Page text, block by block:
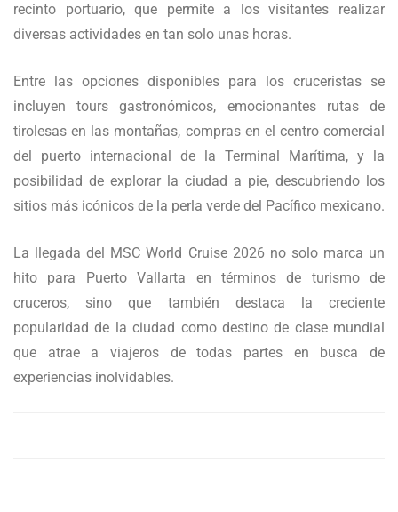
recinto portuario, que permite a los visitantes realizar
diversas actividades en tan solo unas horas.
Entre las opciones disponibles para los cruceristas se
incluyen tours gastronómicos, emocionantes rutas de
tirolesas en las montañas, compras en el centro comercial
del puerto internacional de la Terminal Marítima, y la
posibilidad de explorar la ciudad a pie, descubriendo los
sitios más icónicos de la perla verde del Pacífico mexicano.
La llegada del MSC World Cruise 2026 no solo marca un
hito para Puerto Vallarta en términos de turismo de
cruceros, sino que también destaca la creciente
popularidad de la ciudad como destino de clase mundial
que atrae a viajeros de todas partes en busca de
experiencias inolvidables.